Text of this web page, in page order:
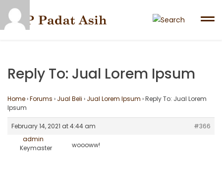
content
Reply To: Jual Lorem Ipsum
Home›Forums › Jual Beli › Jual Lorem Ipsum ›Reply To: Jual Lorem
Ipsum
February 14, 2021 at 4:44 am
#366
admin
Keymaster
woooww!